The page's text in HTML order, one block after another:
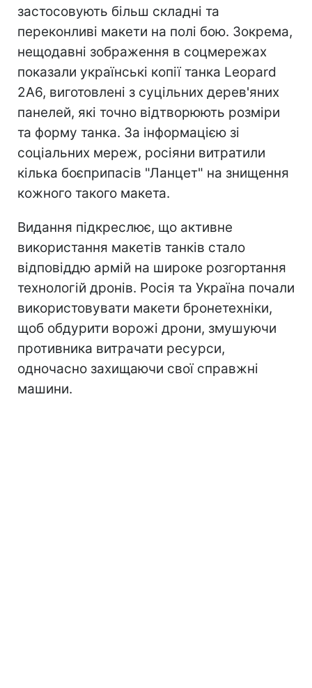
застосовують більш складні та
переконливі макети на полі бою. Зокрема,
нещодавні зображення в соцмережах
показали українські копії танка Leopard
2A6, виготовлені з суцільних дерев'яних
панелей, які точно відтворюють розміри
та форму танка. За інформацією зі
соціальних мереж, росіяни витратили
кілька боєприпасів "Ланцет" на знищення
кожного такого макета.
Видання підкреслює, що активне
використання макетів танків стало
відповіддю армій на широке розгортання
технологій дронів. Росія та Україна почали
використовувати макети бронетехніки,
щоб обдурити ворожі дрони, змушуючи
противника витрачати ресурси,
одночасно захищаючи свої справжні
машини.